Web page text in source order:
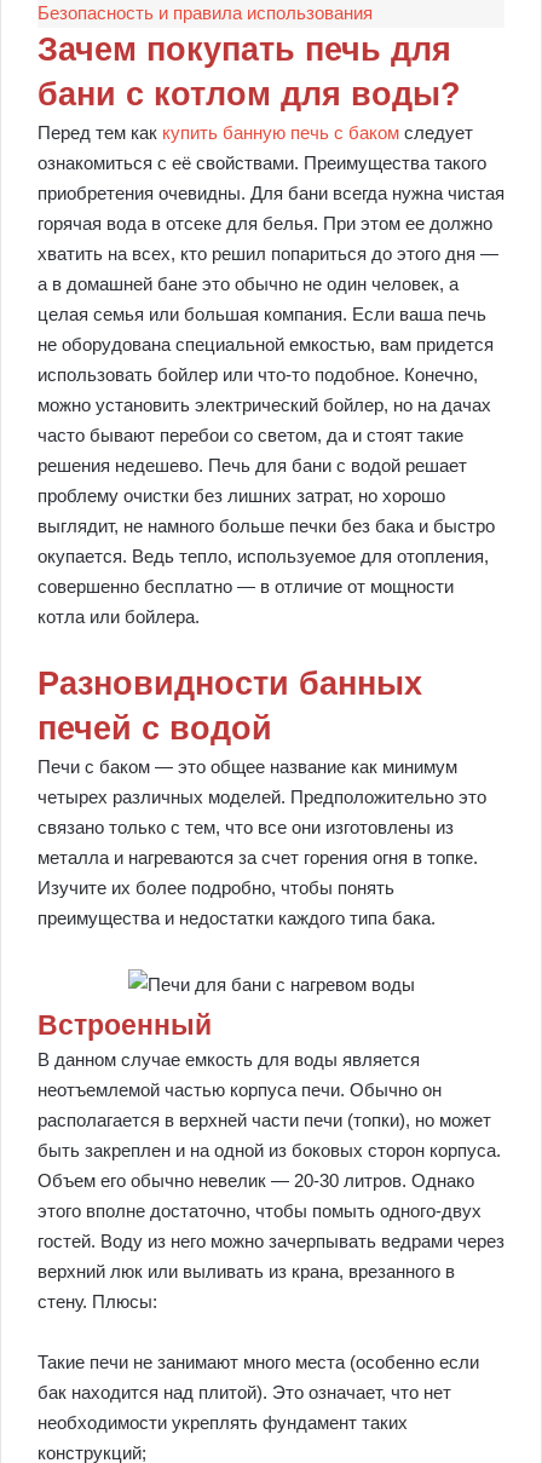
Безопасность и правила использования
Зачем покупать печь для
бани с котлом для воды?
Перед тем как купить банную печь с баком следует
ознакомиться с её свойствами. Преимущества такого
приобретения очевидны. Для бани всегда нужна чистая
горячая вода в отсеке для белья. При этом ее должно
хватить на всех, кто решил попариться до этого дня —
а в домашней бане это обычно не один человек, а
целая семья или большая компания. Если ваша печь
не оборудована специальной емкостью, вам придется
использовать бойлер или что-то подобное. Конечно,
можно установить электрический бойлер, но на дачах
часто бывают перебои со светом, да и стоят такие
решения недешево. Печь для бани с водой решает
проблему очистки без лишних затрат, но хорошо
выглядит, не намного больше печки без бака и быстро
окупается. Ведь тепло, используемое для отопления,
совершенно бесплатно — в отличие от мощности
котла или бойлера.
Разновидности банных
печей с водой
Печи с баком — это общее название как минимум
четырех различных моделей. Предположительно это
связано только с тем, что все они изготовлены из
металла и нагреваются за счет горения огня в топке.
Изучите их более подробно, чтобы понять
преимущества и недостатки каждого типа бака.
Встроенный
В данном случае емкость для воды является
неотъемлемой частью корпуса печи. Обычно он
располагается в верхней части печи (топки), но может
быть закреплен и на одной из боковых сторон корпуса.
Объем его обычно невелик — 20-30 литров. Однако
этого вполне достаточно, чтобы помыть одного-двух
гостей. Воду из него можно зачерпывать ведрами через
верхний люк или выливать из крана, врезанного в
стену. Плюсы:
Такие печи не занимают много места (особенно если
бак находится над плитой). Это означает, что нет
необходимости укреплять фундамент таких
конструкций;